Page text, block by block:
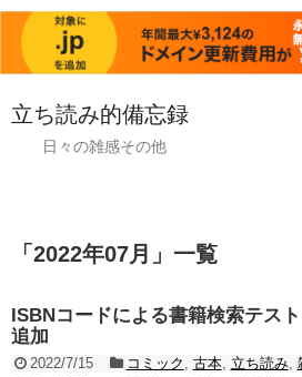
立ち読み的備忘録
日々の雑感その他
「 2022年07月 」 一覧
ISBNコードによる書籍検索テス
追加
2022/7/15 コミック , 古本, 立ち読み,